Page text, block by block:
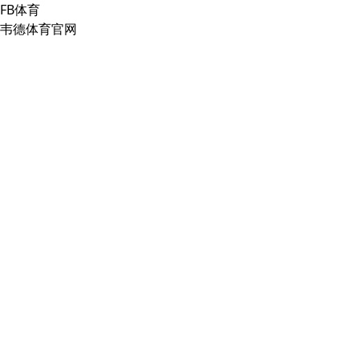
FB体育
韦德体育官网